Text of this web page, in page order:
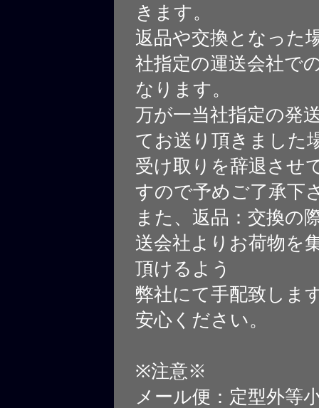
きます。
返品や交換となった
社指定の運送会社で
なります。
万が一当社指定の発
てお送り頂きました
受け取りを辞退させ
すので予めご了承下
また、返品：交換の
送会社よりお荷物を
頂けるよう
弊社にて手配致しま
安心ください。
※注意※
メール便：定型外等